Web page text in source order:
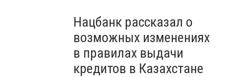
Нацбанк рассказал о
возможных изменениях
в правилах выдачи
кредитов в Казахстане